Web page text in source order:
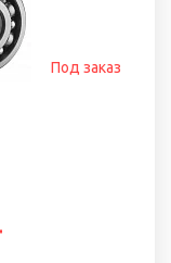
Под заказ